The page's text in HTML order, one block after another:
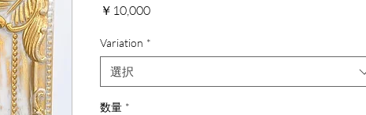
￥10,000価
Variation *
選択
数量 *